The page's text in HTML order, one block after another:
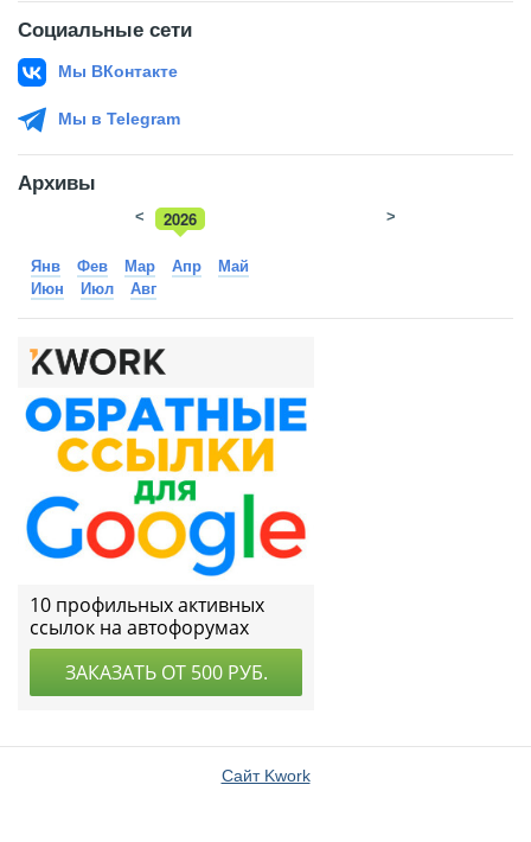
Социальные сети
Мы ВКонтакте
Мы в Telegram
Архивы
2026
2025
< >
Янв Фев Мар Апр
Май
Июн
Июл Авг
Сайт Kwork